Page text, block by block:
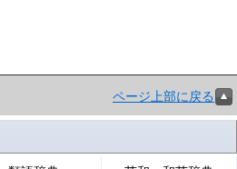
ページ上部に戻る